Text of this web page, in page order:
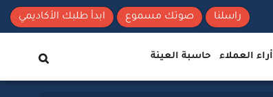
ابدأ طلبك الأكاديمي صوتك مسموع راسلنا
أراء العملاء حاسبة العينة